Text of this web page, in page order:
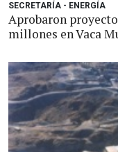
SECRETARÍA - ENERGÍA
Aprobaron
millones en Vaca